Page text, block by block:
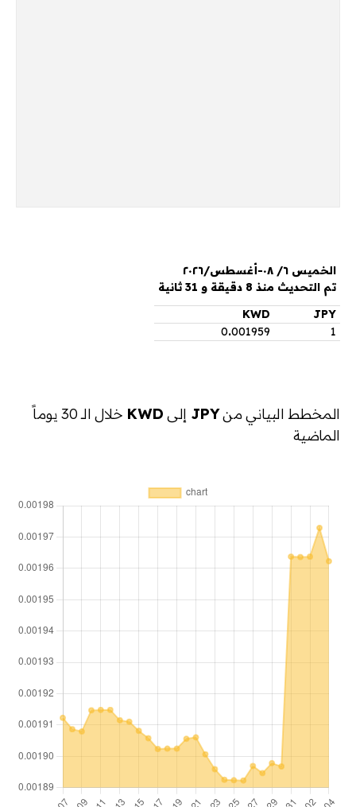
الخميس ٦/ ٠٨-أغسطس/٢٠٢٦
تم التحديث منذ 8 دقيقة و 31 ثانية
JPY
KWD
1
0.001959
المخطط البياني منJPY إلى KWD
خلال الـ 30 يوماً
الماضية